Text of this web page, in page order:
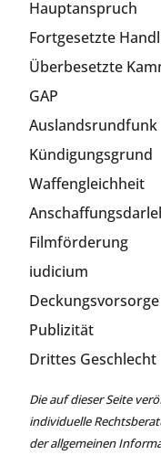
Hauptanspruch
Fortgesetzte
Überbesetzte
GAP
Auslandsrundfunk
Kündigungsgrund
Waffengleichheit
Filmförderung
iudicium
Deckungsvorsorge
Publizität
Drittes Geschlecht
Die auf dieser Seite
individuelle
der allgemeinen